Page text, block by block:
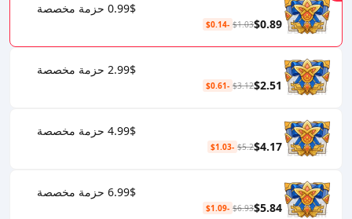
0.99$ حزمة مخصصة
$0.89
$1.03
-$0.14
2.99$ حزمة مخصصة
$2.51
$3.12
-$0.61
4.99$ حزمة مخصصة
$4.17
$5.2
-$1.03
6.99$ حزمة مخصصة
$5.84
$6.93
-$1.09